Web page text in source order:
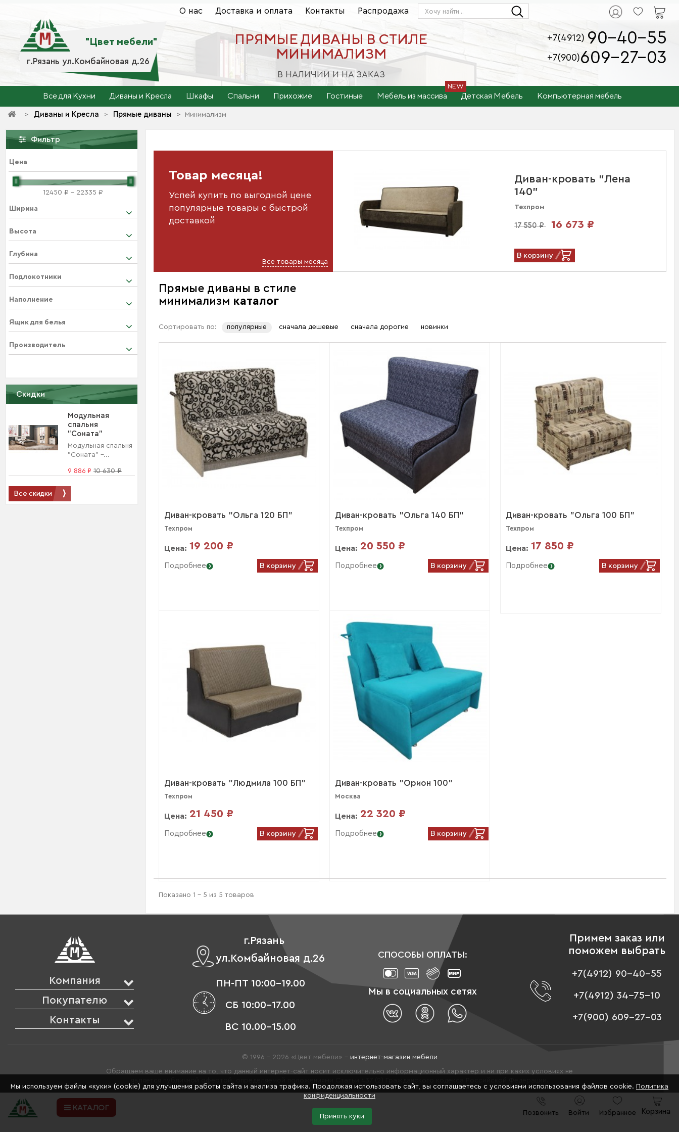
г.Рязань ул.Комбайновая д.26
"Цвет мебели"
О нас Доставка и оплата Контакты Распродажа
ПРЯМЫЕ ДИВАНЫ В СТИЛЕ
МИНИМАЛИЗМ
В НАЛИЧИИ И НА ЗАКАЗ
+7(4912) 90-40-55
+7(900)609-27-03
Все для Кухни Диваны и Кресла Шкафы Спальни Прихожие Гостиные Мебель из массива Детская Мебель Компьютерная мебель
> Диваны и Кресла > Прямые диваны >
> Минимализм
Фильтр
Цена
12450 ₽ - 22335 ₽
Ширина
Высота
Глубина
Подлокотники
Наполнение
Ящик для белья
Производитель
Скидки
Модульная
спальня
"Соната"
Модульная спальня
"Соната" –...
9 886 ₽ 10 630 ₽
Все скидки
Товар месяца!
Успей купить по выгодной цене
популярные товары с быстрой
доставкой
Все товары месяца
Диван-кровать "Лена
140"
Техпром
17 550 ₽ 16 673 ₽
В корзину
Прямые диваны в стиле
минимализм каталог
Сортировать по: популярные сначала дешевые сначала дорогие новинки
Диван-кровать "Ольга 120 БП"
Техпром
Цена: 19 200 ₽
Подробнее В корзину
Диван-кровать "Ольга 140 БП"
Техпром
Цена: 20 550 ₽
Подробнее В корзину
Диван-кровать "Ольга 100 БП"
Техпром
Цена: 17 850 ₽
Подробнее В корзину
Диван-кровать "Людмила 100 БП"
Техпром
Цена: 21 450 ₽
Подробнее В корзину
Диван-кровать "Орион 100"
Москва
Цена: 22 320 ₽
Подробнее В корзину
Показано 1 - 5 из 5 товаров
Компания
Покупателю
Контакты
г.Рязань
ул.Комбайновая д.26
ПН-ПТ 10:00-19.00
СБ 10:00-17.00
ВС 10.00-15.00
СПОСОБЫ ОПЛАТЫ:
Мы в социальных сетях
Примем заказ или
поможем выбрать
+7(4912) 90-40-55
+7(4912) 34-75-10
+7(900) 609-27-03
© 1996 - 2026 «Цвет мебели» – интернет-магазин мебели
Обращаем ваше внимание на то, что данный интернет-сайт носит исключительно информационный характер и ни при каких условиях не
Мы используем файлы «куки» (cookie) для улучшения работы сайта и анализа трафика. Продолжая использовать сайт, вы соглашаетесь с условиями использования файлов cookie. Политика
конфиденциальности
Принять куки
КАТАЛОГ
Позвонить Войти Избранное Корзина